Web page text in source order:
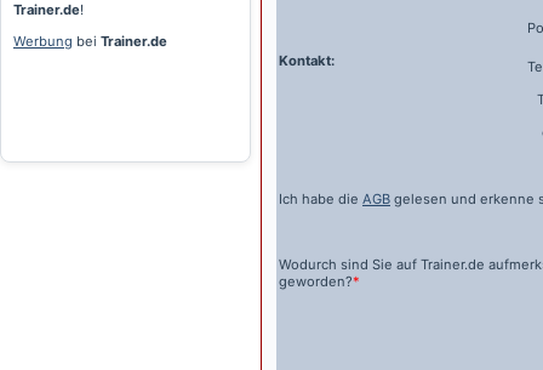
Trainer.de!
Werbung bei Trainer.de
Kontakt:
Ich habe die AGB gelesen und erkenne
Wodurch sind Sie auf Trainer.de
geworden?*